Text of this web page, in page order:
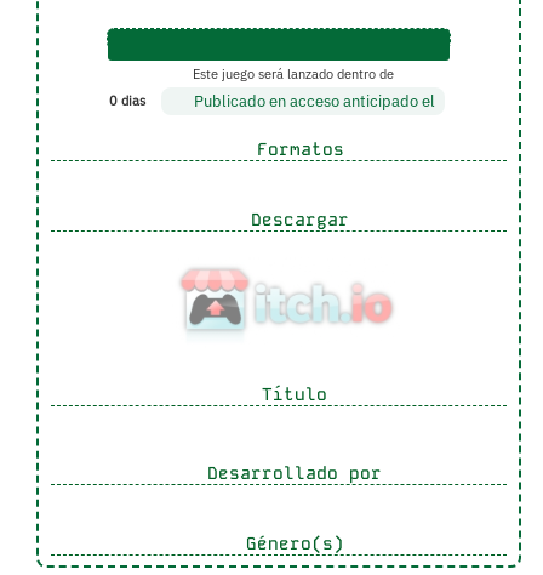
Este juego será lanzado dentro de
0 dias
Publicado en acceso anticipado el
Formatos
Descargar
Título
Desarrollado por
Género(s)